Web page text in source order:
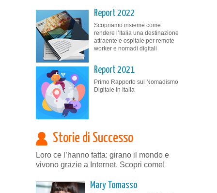
Report 2022
Scopriamo insieme come
rendere l’Italia una destinazione
attraente e ospitale per remote
worker e nomadi digitali
Report 2021
Primo Rapporto sul Nomadismo
Digitale in Italia
Storie di Successo
Loro ce l’hanno fatta: girano il mondo e
vivono grazie a Internet. Scopri come!
Mary Tomasso